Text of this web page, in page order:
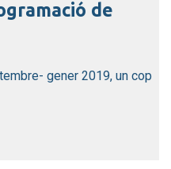
de
gener 2019, un cop